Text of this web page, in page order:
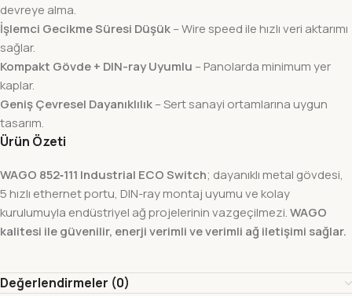
devreye alma.
İşlemci Gecikme Süresi Düşük– Wire speed ile hızlı veri aktarımı
sağlar.
Kompakt Gövde + DIN-ray Uyumlu – Panolarda minimum yer
kaplar.
Geniş Çevresel Dayanıklılık– Sert sanayi ortamlarına uygun
tasarım.
Ürün Özeti
WAGO 852‑111 Industrial ECO Switch; dayanıklı metal gövdesi,
5 hızlı ethernet portu, DIN-ray montaj uyumu ve kolay
kurulumuyla endüstriyel ağ projelerinin vazgeçilmezi.WAGO
kalitesi ile güvenilir, enerji verimli ve verimli ağ iletişimi sağlar.
Değerlendirmeler (0)